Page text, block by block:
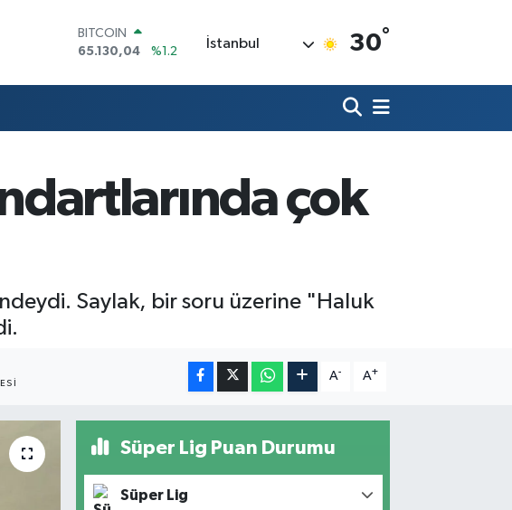
DOLAR
47,7106
%0.17
55,1652
%0.27
BİST100
13.773
%-19
BITCOIN
İstanbul 30°
çok
Saylak, bir soru üzerine "Haluk
A- A+
Süper Lig Puan Durumu
Süper Lig